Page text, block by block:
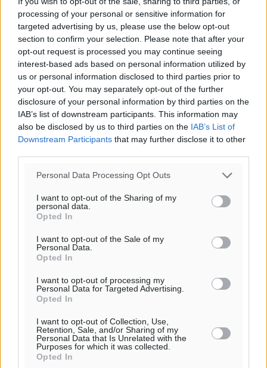
processing of your personal or sensitive information for
targeted advertising by us, please use the below opt-out
section to confirm your selection. Please note that after your
opt-out request is processed you may continue seeing
interest-based ads based on personal information utilized by
us or personal information disclosed to third parties prior to
your opt-out. You may separately opt-out of the further
disclosure of your personal information by third parties on the
IAB’s list of downstream participants. This information may
also be disclosed by us to third parties on the IAB’s List of
Downstream Participants that may further disclose it to other
Personal Data Processing Opt Outs
I want to opt-out of the Sharing of my
personal data.
Opted In
I want to opt-out of the Sale of my
Personal Data.
Opted In
I want to opt-out of processing my
Personal Data for Targeted Advertising.
Opted In
I want to opt-out of Collection, Use,
Retention, Sale, and/or Sharing of my
Personal Data that Is Unrelated with the
Purposes for which it was collected.
Opted In
Το E-mail δεν θα δημοσιευτεί.
Πρέπει να συμπληρωθούν όλα τα πεδία για την
υποβολή του σχολίου.
Όνοματεπώνυμο Email
Φύλαξε τα στοιχεία μου για την επόμενη φορά.
Υπενθύμιση: